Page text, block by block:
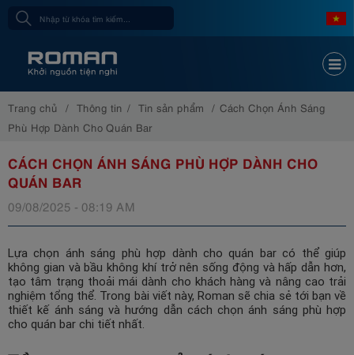
Trang chủ Thông tin Tin sản phẩm
Cách Chọn Ánh Sáng
Phù Hợp Dành Cho Quán Bar
CÁCH CHỌN ÁNH SÁNG PHÙ HỢP DÀNH CHO
QUÁN BAR
09/08/2025 - 08:19 AM
Lựa chọn ánh sáng phù hợp dành cho quán bar có thể giúp
không gian và bầu không khí trở nên sống động và hấp dẫn hơn,
tạo tâm trạng thoải mái dành cho khách hàng và nâng cao trải
nghiệm tổng thể. Trong bài viết này, Roman sẽ chia sẻ tới bạn về
thiết kế ánh sáng và hướng dẫn cách chọn ánh sáng phù hợp
cho quán bar chi tiết nhất.